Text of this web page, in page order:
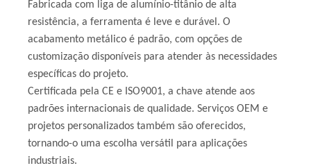
Fabricada com liga de alumínio-titânio de alta
resistência, a ferramenta é leve e durável. O
acabamento metálico é padrão, com opções de
customização disponíveis para atender às necessidades
específicas do projeto.
Certificada pela CE e ISO9001, a chave atende aos
padrões internacionais de qualidade. Serviços OEM e
projetos personalizados também são oferecidos,
tornando-o uma escolha versátil para aplicações
industriais.